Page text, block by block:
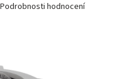
Podrobnosti hodnocení